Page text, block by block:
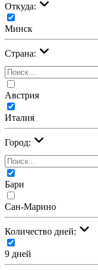
Откуда:
Минск
Страна:
Австрия
Италия
Город:
Бари
Сан-Марино
Количество дней:
9 дней